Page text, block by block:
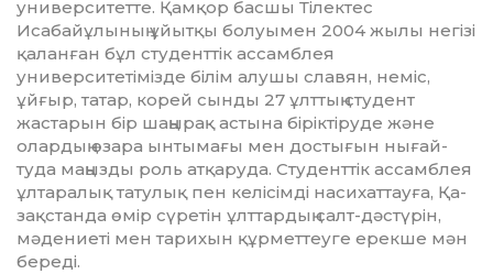
университетте. Қамқор басшы Тілектес
Исабайұлының ұйытқы болуымен 2004 жылы не­гізі
қаланған бұл сту­­денттік ассамблея
университетімізде білім алушы славян, неміс,
ұйғыр, татар, корей сынды 27 ұлттың студент
жастарын бір шаңырақ ас­ты­­на біріктіруде және
олардың өза­­ра ынтымағы мен достығын ны­ғай­­
туда маңызды роль атқаруда. Сту­дент­­­тік ассамблея
ұл­т­а­­­ралық татулық пен ке­­лісімді насихаттауға, Қа­­
зақстанда өмір сүретін ұлт­­тардың салт-дәстүрін,
мәде­ниеті мен та­рихын құрметтеуге ерекше мән
бе­ре­ді.